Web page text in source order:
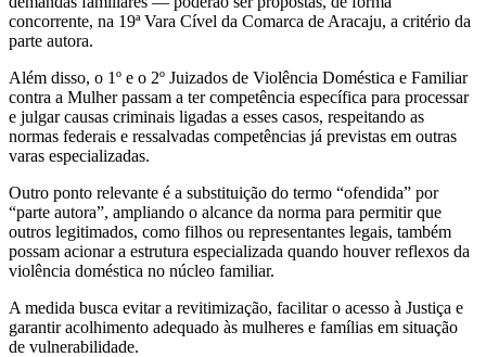
concorrente, na 19ª Vara Cível da Comarca de Aracaju, a critério da
parte autora.
Além disso, o 1º e o 2º Juizados de Violência Doméstica e Familiar
contra a Mulher passam a ter competência específica para processar
e julgar causas criminais ligadas a esses casos, respeitando as
normas federais e ressalvadas competências já previstas em outras
varas especializadas.
Outro ponto relevante é a substituição do termo “ofendida” por
“parte autora”, ampliando o alcance da norma para permitir que
outros legitimados, como filhos ou representantes legais, também
possam acionar a estrutura especializada quando houver reflexos da
violência doméstica no núcleo familiar.
A medida busca evitar a revitimização, facilitar o acesso à Justiça e
garantir acolhimento adequado às mulheres e famílias em situação
de vulnerabilidade.